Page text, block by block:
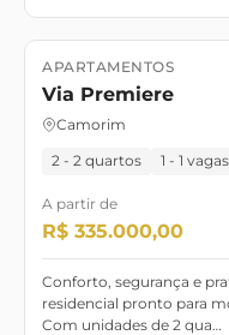
Lançamento Pronto
APARTAMENTOS
Via Premiere
Camorim
2 - 2 quartos 1 - 1 vagas
A partir de
R$ 335.000,00
Conforto, segurança e
residencial pronto para
Com unidades de 2 qua…